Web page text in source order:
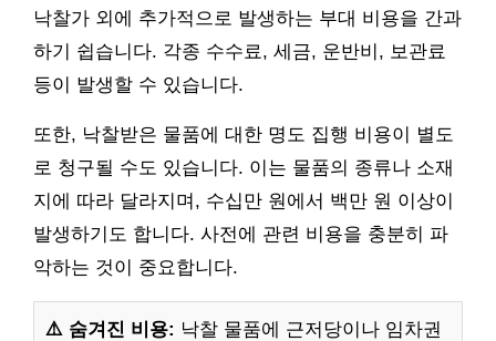
낙찰가 외에 추가적으로 발생하는 부대 비용을 간과
하기 쉽습니다. 각종 수수료, 세금, 운반비, 보관료
등이 발생할 수 있습니다.
또한, 낙찰받은 물품에 대한 명도 집행 비용이 별도
로 청구될 수도 있습니다. 이는 물품의 종류나 소재
지에 따라 달라지며, 수십만 원에서 백만 원 이상이
발생하기도 합니다. 사전에 관련 비용을 충분히 파
악하는 것이 중요합니다.
⚠️ 숨겨진 비용: 낙찰 물품에 근저당이나 임차권